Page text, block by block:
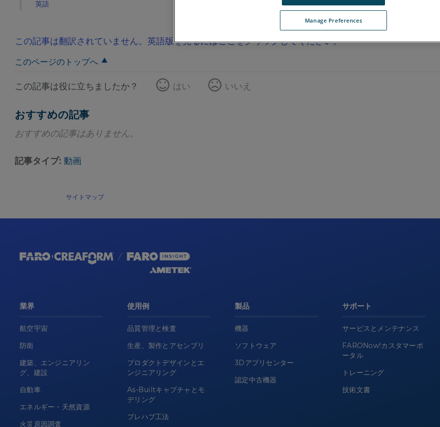
英語
この記事は翻訳されていません。英語版を見るにはここをクリックしてください。
このページのトップへ
この記事は役に立ちましたか？ はい いいえ
おすすめの記事
おすすめの記事はありません。
記事タイプ 動画
サイトマップ
業界
航空宇宙
防衛
建築、エンジニアリン
グ、建設
自動車
エネルギー・天然資源
火災原因調査
使用例
品質管理と検査
生産、製作とアセンブリ
プロダクトデザインとエ
ンジニアリング
As-Builtキャプチャとモ
デリング
プレハブ工法
製品
機器
ソフトウェア
3Dアプリセンター
認定中古機器
サポート
サービスとメンテナンス
FARONow!カスタマーポ
ータル
トレーニング
技術文書
Manage Preferences